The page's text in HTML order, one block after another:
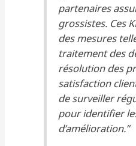
partenaires
grossistes. Ces
des mesures
traitement des
résolution des
satisfaction
de surveiller
pour identifier
d’amélioration.”